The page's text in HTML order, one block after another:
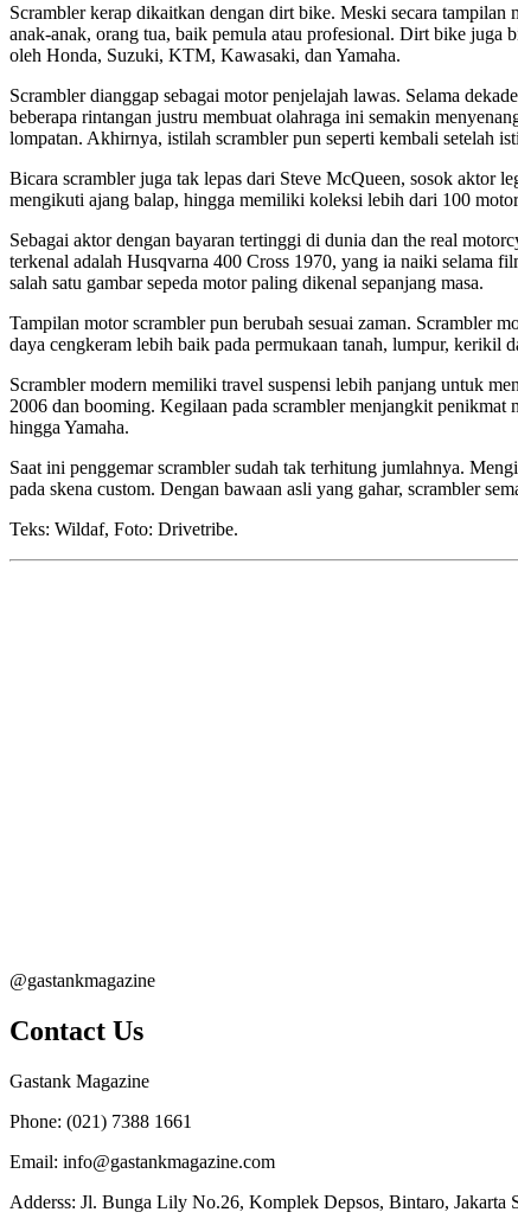
Scrambler kerap dikaitkan dengan dirt bike. Meski secara
anak-anak, orang tua, baik pemula atau profesional. Dirt bike
oleh Honda, Suzuki, KTM, Kawasaki, dan Yamaha.
Scrambler dianggap sebagai motor penjelajah lawas. Selama
beberapa rintangan justru membuat olahraga ini semakin
lompatan. Akhirnya, istilah scrambler pun seperti kembali setelah
Bicara scrambler juga tak lepas dari Steve McQueen, sosok aktor
mengikuti ajang balap, hingga memiliki koleksi lebih dari 100
Sebagai aktor dengan bayaran tertinggi di dunia dan the real
terkenal adalah Husqvarna 400 Cross 1970, yang ia naiki selama
salah satu gambar sepeda motor paling dikenal sepanjang masa.
Tampilan motor scrambler pun berubah sesuai zaman. Scrambler
daya cengkeram lebih baik pada permukaan tanah, lumpur, kerikil
Scrambler modern memiliki travel suspensi lebih panjang untuk
2006 dan booming. Kegilaan pada scrambler menjangkit
hingga Yamaha.
Saat ini penggemar scrambler sudah tak terhitung jumlahnya.
pada skena custom. Dengan bawaan asli yang gahar, scrambler
Teks: Wildaf, Foto: Drivetribe.
@gastankmagazine
Contact Us
Gastank Magazine
Phone: (021) 7388 1661
Email: info@gastankmagazine.com
Adderss: Jl. Bunga Lily No.26, Komplek Depsos, Bintaro, Jakarta